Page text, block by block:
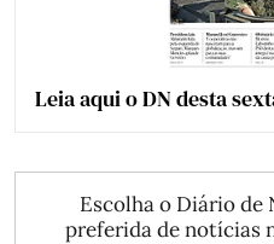
Leia aqui o DN desta
Escolha o Diário
preferida de notícias